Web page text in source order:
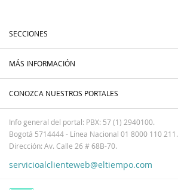
SECCIONES
MÁS INFORMACIÓN
CONOZCA NUESTROS PORTALES
Info general del portal: PBX: 57 (1) 2940100.
Bogotá 5714444 - Línea Nacional 01 8000 110 211.
Dirección: Av. Calle 26 # 68B-70.
servicioalclienteweb@eltiempo.com